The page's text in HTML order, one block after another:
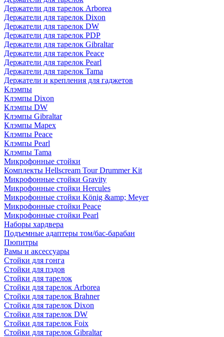
Держатели для тарелок Arborea
Держатели для тарелок Dixon
Держатели для тарелок DW
Держатели для тарелок PDP
Держатели для тарелок Gibraltar
Держатели для тарелок Peace
Держатели для тарелок Pearl
Держатели для тарелок Tama
Держатели и крепления для гаджетов
Клэмпы
Клэмпы Dixon
Клэмпы DW
Клэмпы Gibraltar
Клэмпы Mapex
Клэмпы Peace
Клэмпы Pearl
Клэмпы Tama
Микрофонные стойки
Комплекты Hellscream Tour Drummer Kit
Микрофонные стойки Gravity
Микрофонные стойки Hercules
Микрофонные стойки König &amp; Meyer
Микрофонные стойки Peace
Микрофонные стойки Pearl
Наборы хардвера
Подъемные адаптеры том/бас-барабан
Пюпитры
Рамы и аксессуары
Стойки для гонга
Стойки для пэдов
Стойки для тарелок
Стойки для тарелок Arborea
Стойки для тарелок Brahner
Стойки для тарелок Dixon
Стойки для тарелок DW
Стойки для тарелок Foix
Стойки для тарелок Gibraltar